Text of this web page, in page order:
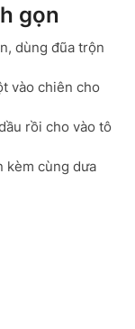
gọn
dùng đũa trộn
vào chiên cho
rồi cho vào tô
kèm cùng dưa